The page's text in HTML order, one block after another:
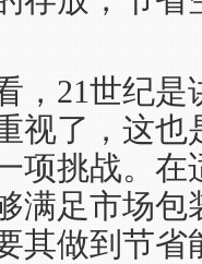
21世纪是
视了，这也
项挑战。在
满足市场
其做到节省